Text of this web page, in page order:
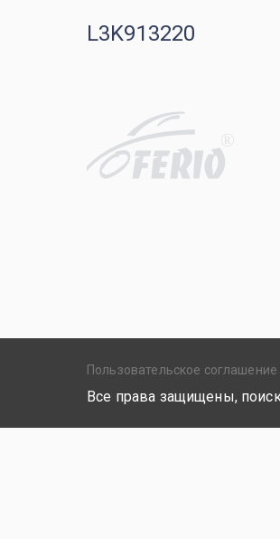
L3K913220
R
Пользовательское соглашение
Все права защищены,